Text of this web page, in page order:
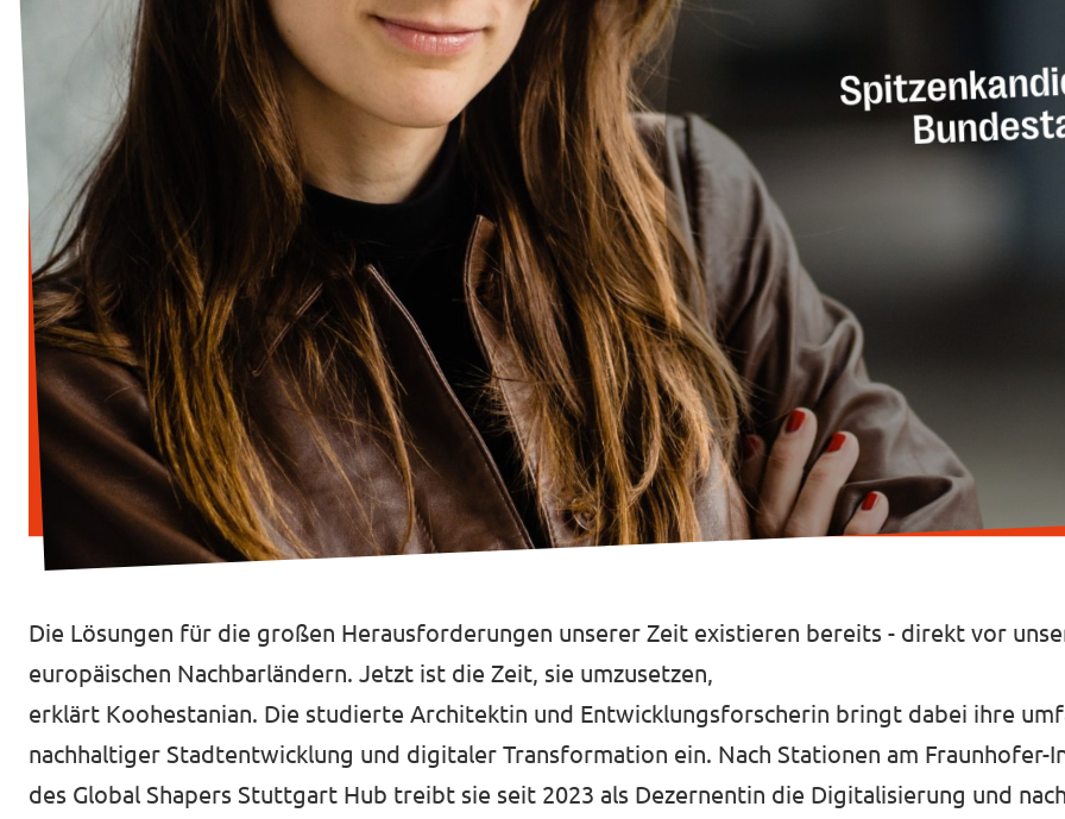
Transparenz
Datenschutz
Impressum
Die Lösungen für die großen Herausforderungen unserer Zeit existieren bereits - direkt vor
europäischen Nachbarländern. Jetzt ist die Zeit, sie umzusetzen,
erklärt Koohestanian. Die studierte Architektin und Entwicklungsforscherin bringt dabei ihre
nachhaltiger Stadtentwicklung und digitaler Transformation ein. Nach Stationen am Fraunhofer-
des Global Shapers Stuttgart Hub treibt sie seit 2023 als Dezernentin die Digitalisierung und